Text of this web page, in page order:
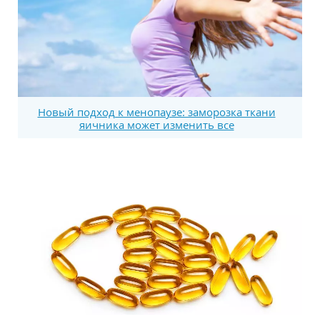
Новый подход к менопаузе: заморозка ткани
яичника может изменить все